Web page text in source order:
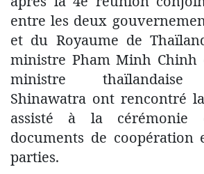
entre les deux
et du Royaume de
ministre Pham Minh Chinh
ministre thaïlandaise
Shinawatra ont rencontré
assisté à la cérémonie
documents de coopération
parties.